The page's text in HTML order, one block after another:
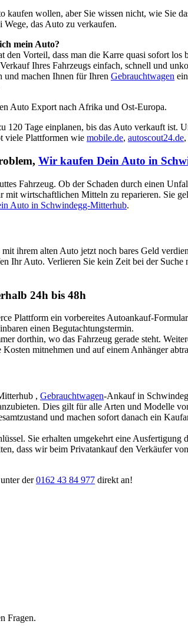
kaufen wollen, aber Sie wissen nicht, wie Sie
Wege, das Auto zu verkaufen.
mein Auto?
Vorteil, dass man die Karre quasi sofort
Ihres Fahrzeugs einfach, schnell und
und machen Ihnen für Ihren Gebrauchtwagen
Auto Export nach Afrika und Ost-Europa.
120 Tage einplanen, bis das Auto verkauft ist.
viele Plattformen wie mobile.de, autoscout24.de,
Wir kaufen Dein Auto in
Fahrzeug. Ob der Schaden durch einen
wirtschaftlichen Mitteln zu reparieren. Sie
Auto in Schwindegg-Mitterhub.
ihrem alten Auto jetzt noch bares Geld
Ihr Auto. Verlieren Sie kein Zeit bei der
24h bis 48h
Plattform ein vorbereites Autoankauf-
einen Begutachtungstermin.
dorthin, wo das Fahrzeug gerade steht.
mitnehmen und auf einem Anhänger
, Gebrauchtwagen-Ankauf in
Dies gilt für alle Arten und Modelle
und machen sofort danach ein
Sie erhalten umgekehrt eine Ausfertigung
dass wir beim Privatankauf den Verkäufer
der0162 43 84 977 direkt an!
Fragen.